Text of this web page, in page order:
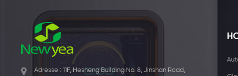
Adresse : 11F, Hesheng Building No. 8, Jinshan Road,